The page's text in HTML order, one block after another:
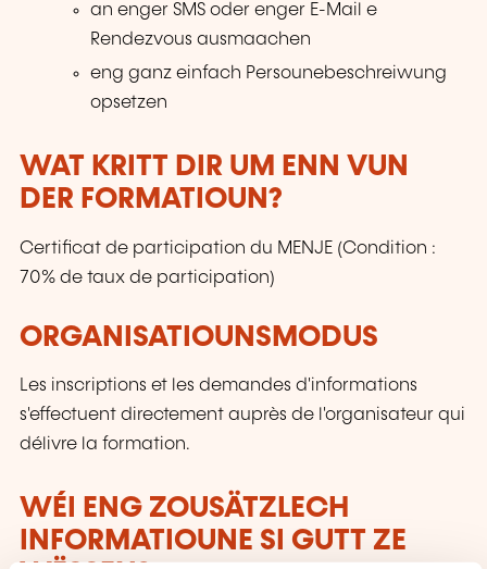
an enger SMS oder enger E-Mail e
Rendezvous ausmaachen
eng ganz einfach Persounebeschreiwung
opsetzen
WAT KRITT DIR UM ENN VUN
DER FORMATIOUN?
Certificat de participation du MENJE (Condition :
70% de taux de participation)
ORGANISATIOUNSMODUS
Les inscriptions et les demandes d'informations
s'effectuent directement auprès de l'organisateur qui
délivre la formation.
WÉI ENG ZOUSÄTZLECH
INFORMATIOUNE SI GUTT ZE